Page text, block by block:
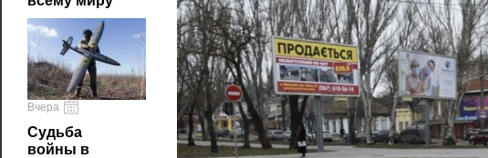
Вчера
Судьба
войны в